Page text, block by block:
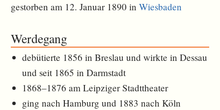
gestorben am 12. Januar 1890 inWiesbaden
Werdegang
debütierte 1856 in Breslau und wirkte in Dessau
und seit 1865 in Darmstadt
1868–1876 am Leipziger Stadttheater
ging nach Hamburg und 1883 nach Köln